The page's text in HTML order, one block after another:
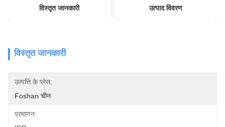
विस्तृत जानकारी उत्पाद विवरण
विस्तृत जानकारी
उत्पत्ति के प्लेस:
Foshan चीन
प्रमाणन: